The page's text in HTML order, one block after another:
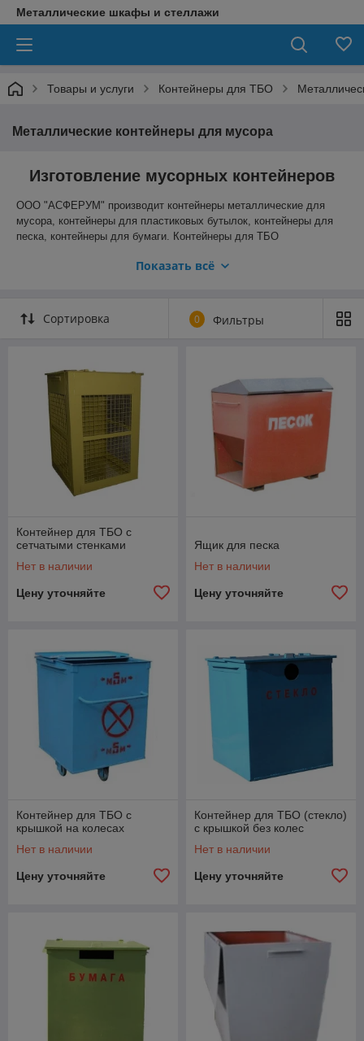
Металлические шкафы и стеллажи
Товары и услуги Контейнеры для ТБО
Металлические контейнеры для мусора
Изготовление мусорных контейнеров
ООО "АСФЕРУМ" производит контейнеры металлические для
мусора, контейнеры для пластиковых бутылок, контейнеры для
песка, контейнеры для бумаги. Контейнеры для ТБО
в любой понравившийся цвет в соответствии с пожеланиями
атмосферостойкой эмалью. Если Вам необходимо купить
контейнер для мусора, то Вы обратились по адресу.
ООО "АСФЕРУМ"
изготовить металлические
контейнеры для мусора, контейнеры для ТБО, контейнеры для
стекла, контейнеры для отходов бумаги, ящики для песка, а
также любые аналогичные изделия из металла, трубы, дерева,
нержавеющей стали, пластмассы
по любой понравившейся Вам
фотографии, чертежу или эскизу.
Показать всё
Сортировка 0 Фильтры
Контейнер для ТБО с
сетчатыми стенками
Нет в наличии
Цену уточняйте
Ящик для песка
Нет в наличии
Цену уточняйте
Контейнер для ТБО с
крышкой на колесах
Нет в наличии
Цену уточняйте
Контейнер для ТБО (стекло)
с крышкой без колес
Нет в наличии
Цену уточняйте